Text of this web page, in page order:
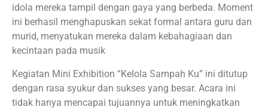
idola mereka tampil dengan gaya yang berbeda. Moment
ini berhasil menghapuskan sekat formal antara guru dan
murid, menyatukan mereka dalam kebahagiaan dan
kecintaan pada musik
Kegiatan Mini Exhibition “Kelola Sampah Ku” ini ditutup
dengan rasa syukur dan sukses yang besar. Acara ini
tidak hanya mencapai tujuannya untuk meningkatkan